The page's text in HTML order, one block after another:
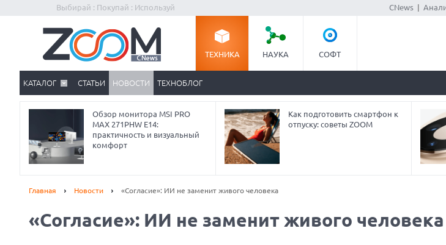
Выбирай : Покупай : Используй CNews|
ТЕХНИКА НАУКА СОФТ
КАТАЛОГ СТАТЬИ НОВОСТИ ТЕХНОБЛОГ
Обзор монитора MSI PRO
MAX 271PHW E14:
практичность и визуальный
комфорт
Как подготовить смартфон к
отпуску: советы ZOOM
Главная Новости «Согласие»: ИИ не заменит живого человека
«Согласие»: ИИ не заменит живого человека
Prev